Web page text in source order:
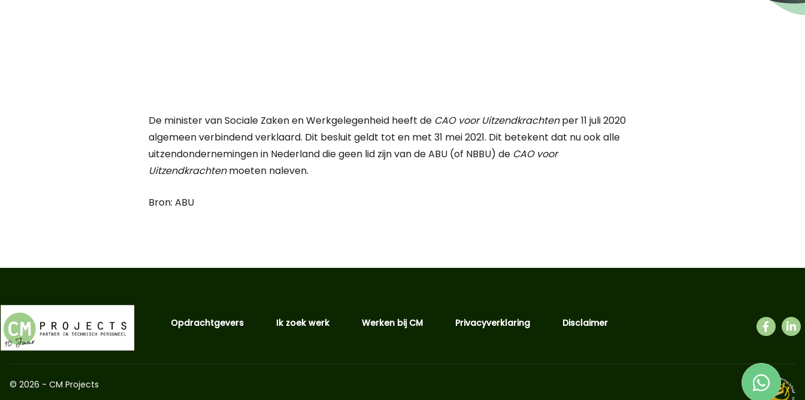
De minister van Sociale Zaken en Werkgelegenheid heeft de CAO voor Uitzendkrachtenper 11 juli 2020
algemeen verbindend verklaard. Dit besluit geldt tot en met 31 mei 2021. Dit betekent dat nu ook alle
uitzendondernemingen in Nederland die geen lid zijn van de ABU (of NBBU) de CAO voor
Uitzendkrachtenmoeten naleven.
Bron: ABU
Opdrachtgevers Ik zoek werk Werken bij CM Privacyverklaring Disclaimer
© 2026 - CM Projects